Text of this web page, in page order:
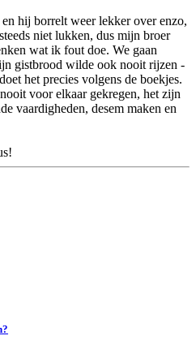
hij borrelt weer lekker over enzo,
niet lukken, dus mijn broer
wat ik fout doe. We gaan
gistbrood wilde ook nooit rijzen -
het precies volgens de boekjes.
voor elkaar gekregen, het zijn
vaardigheden, desem maken en